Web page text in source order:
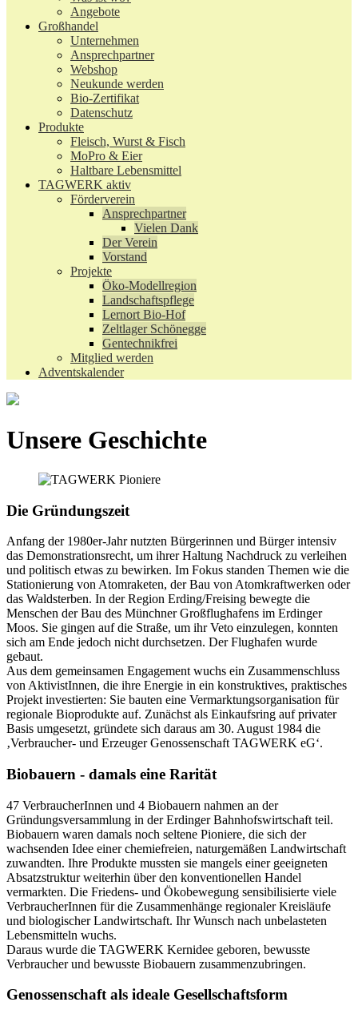
Angebote
Großhandel
Unternehmen
Ansprechpartner
Webshop
Neukunde werden
Bio-Zertifikat
Datenschutz
Produkte
Fleisch, Wurst & Fisch
MoPro & Eier
Haltbare Lebensmittel
TAGWERK aktiv
Förderverein
Ansprechpartner
Vielen Dank
Der Verein
Vorstand
Projekte
Öko-Modellregion
Landschaftspflege
Lernort Bio-Hof
Zeltlager Schönegge
Gentechnikfrei
Mitglied werden
Adventskalender
Unsere Geschichte
Die Gründungszeit
Anfang der 1980er-Jahr nutzten Bürgerinnen und Bürger intensiv
das Demonstrationsrecht, um ihrer Haltung Nachdruck zu verleihen
und politisch etwas zu bewirken. Im Fokus standen Themen wie die
Stationierung von Atomraketen, der Bau von Atomkraftwerken oder
das Waldsterben. In der Region Erding/Freising bewegte die
Menschen der Bau des Münchner Großflughafens im Erdinger
Moos. Sie gingen auf die Straße, um ihr Veto einzulegen, konnten
sich am Ende jedoch nicht durchsetzen. Der Flughafen wurde
gebaut.
Aus dem gemeinsamen Engagement wuchs ein Zusammenschluss
von AktivistInnen, die ihre Energie in ein konstruktives, praktisches
Projekt investierten: Sie bauten eine Vermarktungsorganisation für
regionale Bioprodukte auf. Zunächst als Einkaufsring auf privater
Basis umgesetzt, gründete sich daraus am 30. August 1984 die
‚Verbraucher- und Erzeuger Genossenschaft TAGWERK eG‘.
Biobauern - damals eine Rarität
47 VerbraucherInnen und 4 Biobauern nahmen an der
Gründungsversammlung in der Erdinger Bahnhofswirtschaft teil.
Biobauern waren damals noch seltene Pioniere, die sich der
wachsenden Idee einer chemiefreien, naturgemäßen Landwirtschaft
zuwandten. Ihre Produkte mussten sie mangels einer geeigneten
Absatzstruktur weiterhin über den konventionellen Handel
vermarkten. Die Friedens- und Ökobewegung sensibilisierte viele
VerbraucherInnen für die Zusammenhänge regionaler Kreisläufe
und biologischer Landwirtschaft. Ihr Wunsch nach unbelasteten
Lebensmitteln wuchs.
Daraus wurde die TAGWERK Kernidee geboren, bewusste
Verbraucher und bewusste Biobauern zusammenzubringen.
Genossenschaft als ideale Gesellschaftsform